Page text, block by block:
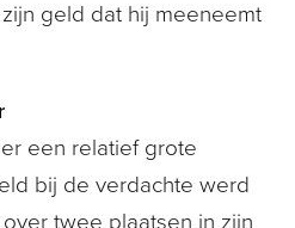
geld dat hij meeneemt
een relatief grote
bij de verdachte werd
twee plaatsen in zijn